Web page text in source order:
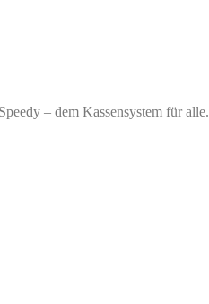
– dem Kassensystem für alle.